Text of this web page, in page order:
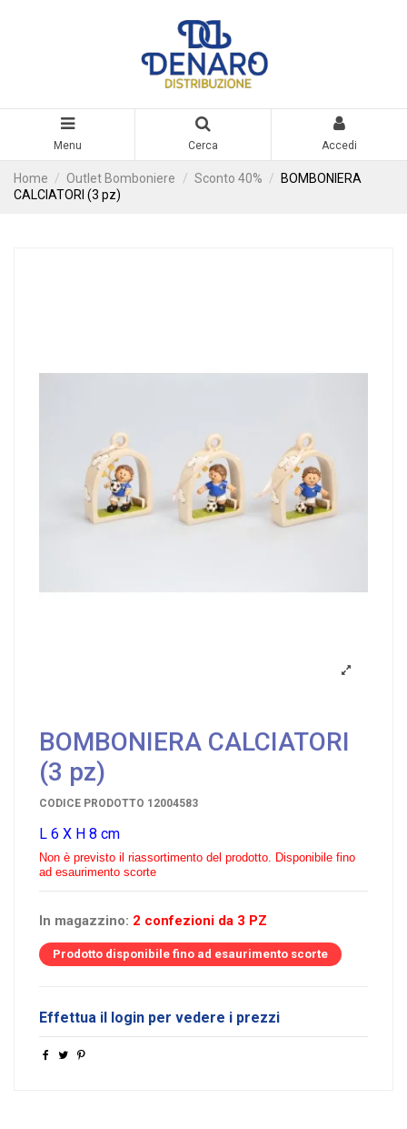
Menu Cerca Accedi
Home Outlet Bomboniere Sconto 40%
BOMBONIERA
CALCIATORI (3 pz)
BOMBONIERA CALCIATORI
(3 pz)
CODICE PRODOTTO 12004583
L 6 X H 8 cm
Non è previsto il riassortimento del prodotto. Disponibile fino
ad esaurimento scorte
In magazzino: 2 confezioni da 3 PZ
Prodotto disponibile fino ad esaurimento scorte
Effettua il login per vedere i prezzi